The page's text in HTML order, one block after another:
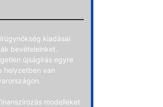
kiadásai
bevételeinket.
újságírás egyre
helyzetben van
modelleket